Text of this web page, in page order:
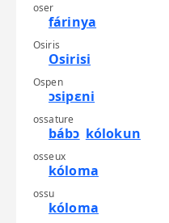
oser
fárinya
Osiris
Osirisi
Ospen
ɔsipɛni
ossature
bábɔ kólokun
osseux
kóloma
ossu
kóloma